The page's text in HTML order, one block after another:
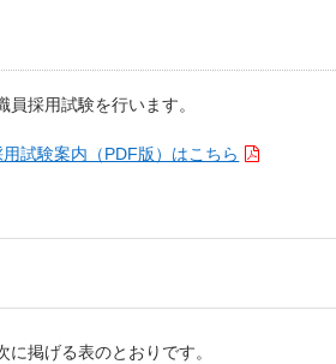
員採用試験を行います。
試験案内（PDF版）はこちら
掲げる表のとおりです。